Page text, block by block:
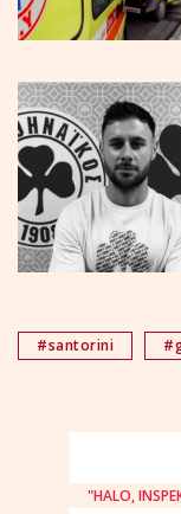
#santorini
"HALO,